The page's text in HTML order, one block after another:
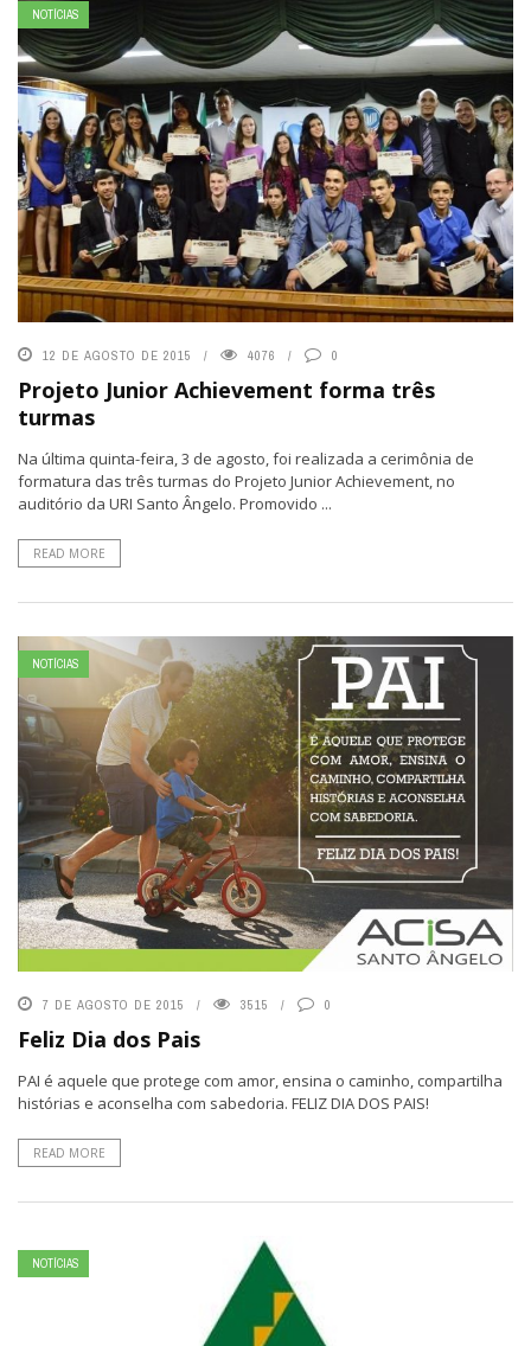
NOTÍCIAS
12 DE AGOSTO DE 2015 4076 0
Projeto Junior Achievement forma três
turmas
Na última quinta-feira, 3 de agosto, foi realizada a cerimônia de
formatura das três turmas do Projeto Junior Achievement, no
auditório da URI Santo Ângelo. Promovido ...
READ MORE
NOTÍCIAS
7 DE AGOSTO DE 2015 3515 0
Feliz Dia dos Pais
PAI é aquele que protege com amor, ensina o caminho, compartilha
histórias e aconselha com sabedoria. FELIZ DIA DOS PAIS!
READ MORE
NOTÍCIAS